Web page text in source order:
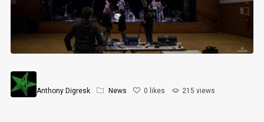
Anthony Digresk News 0 likes 215 views